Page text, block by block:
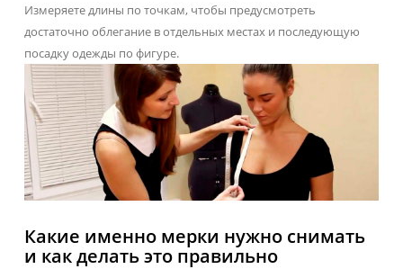
Измеряете длины по точкам, чтобы предусмотреть
достаточно облегание в отдельных местах и последующую
посадку одежды по фигуре.
Какие именно мерки нужно снимать
и как делать это правильно